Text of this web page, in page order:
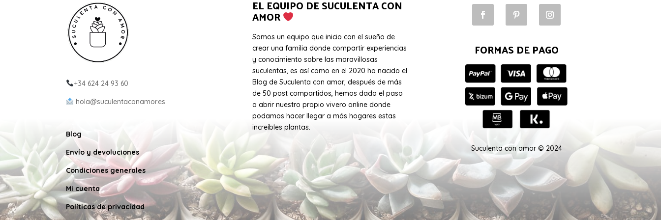
+34 624 24 93 60
hola@suculentaconamor.es
Blog
Envío y devoluciones
Condiciones generales
Mi cuenta
Políticas de privacidad
EL EQUIPO DE SUCULENTA CON
AMOR
Somos un equipo que inicio con el sueño de
crear una familia donde compartir experiencias
y conocimiento sobre las maravillosas
suculentas, es así como en el 2020 ha nacido el
Blog de Suculenta con amor, después de más
de 50 post compartidos, hemos dado el paso
a abrir nuestro propio vivero online donde
podamos hacer llegar a más hogares estas
increíbles plantas.
FORMAS DE PAGO
Suculenta con amor © 2024